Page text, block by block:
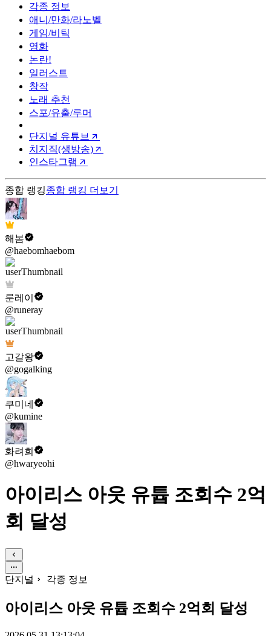
각종 정보
애니/만화/라노벨
게임/비틱
영화
논란!
일러스트
창작
노래 추천
스포/유출/루머
단지널 유튜브
치지직(생방송)
인스타그램
종합 랭킹종합 랭킹 더보기
해봄
@haebomhaebom
룬레이
@runeray
고갈왕
@gogalking
쿠미네
@kumine
화려희
@hwaryeohi
아이리스 아웃 유튭 조회수 2억
회 달성
단지널 각종 정보
아이리스 아웃 유튭 조회수 2억회 달성